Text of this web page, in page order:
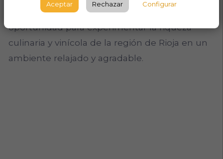
entorno acogedor y educativo. Es una
oportunidad para experimentar la riqueza
culinaria y vinícola de la región de Rioja en un
ambiente relajado y agradable.
Aceptar Rechazar Configurar